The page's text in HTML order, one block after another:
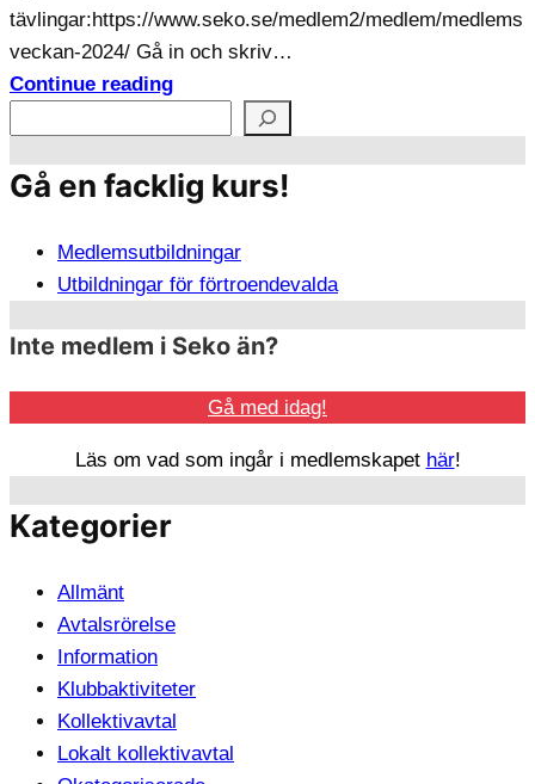
tävlingar:https://www.seko.se/medlem2/medlem/medlems
veckan-2024/ Gå in och skriv…
Continue reading
k
Gå en facklig kurs!
Medlemsutbildningar
Utbildningar för förtroendevalda
Inte medlem i Seko än?
Gå med idag!
Läs om vad som ingår i medlemskapet här!
Kategorier
Allmänt
Avtalsrörelse
Information
Klubbaktiviteter
Kollektivavtal
Lokalt kollektivavtal